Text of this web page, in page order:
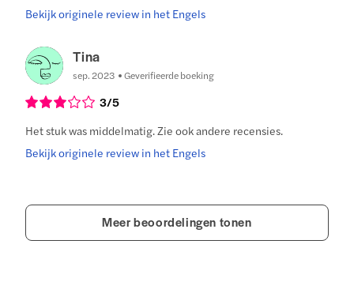
Bekijk originele review in het Engels
Tina
sep. 2023 Geverifieerde boeking
3/5
Het stuk was middelmatig. Zie ook andere recensies.
Bekijk originele review in het Engels
Meer beoordelingen tonen